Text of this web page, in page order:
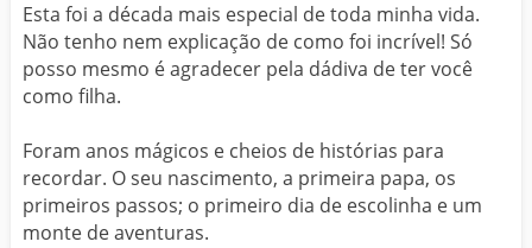
Esta foi a década mais especial de toda minha vida.
Não tenho nem explicação de como foi incrível! Só
posso mesmo é agradecer pela dádiva de ter você
como filha.
Foram anos mágicos e cheios de histórias para
recordar. O seu nascimento, a primeira papa, os
primeiros passos; o primeiro dia de escolinha e um
monte de aventuras.